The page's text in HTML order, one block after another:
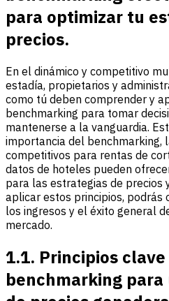
para optimizar tu
precios.
En el dinámico y competitivo
estadía, propietarios y
como tú deben comprender y
benchmarking para tomar
mantenerse a la vanguardia.
importancia del benchmarking,
competitivos para rentas de
datos de hoteles pueden
para las estrategias de precios
aplicar estos principios, podrás
los ingresos y el éxito general
mercado.
1.1. Principios
benchmarking